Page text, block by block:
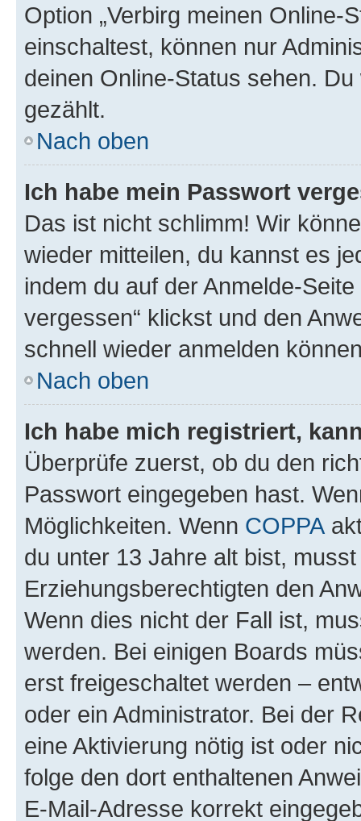
Option „Verbirg meinen Online-
einschaltest, können nur
deinen Online-Status sehen.
gezählt.
Nach oben
Ich habe mein Passwort
Das ist nicht schlimm! Wir
wieder mitteilen, du kannst es
indem du auf der Anmelde-
vergessen“ klickst und den
schnell wieder anmelden
Nach oben
Ich habe mich registriert,
Überprüfe zuerst, ob du den
Passwort eingegeben hast.
Möglichkeiten. Wenn COPPA
du unter 13 Jahre alt bist,
Erziehungsberechtigten den
Wenn dies nicht der Fall ist,
werden. Bei einigen Boards
erst freigeschaltet werden –
oder ein Administrator. Bei der
eine Aktivierung nötig ist oder
folge den dort enthaltenen
E-Mail-Adresse korrekt